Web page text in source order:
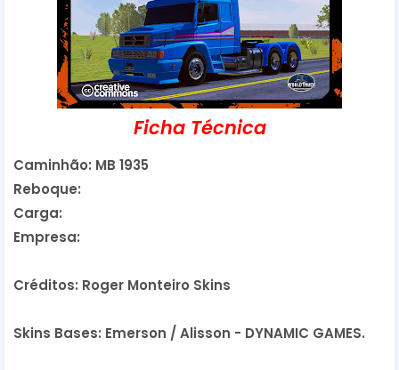
Ficha Técnica
Caminhão: MB 1935
Reboque:
Carga:
Empresa:
Créditos: Roger Monteiro Skins
Skins Bases: Emerson / Alisson - DYNAMIC GAMES.